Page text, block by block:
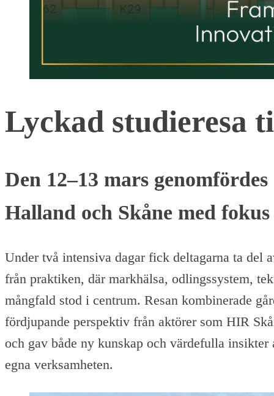
Lyckad studieresa
Den 12–13 mars
Halland och Skåne med
Under två intensiva dagar fick deltagarna ta del
från praktiken, där markhälsa, odlingssystem,
mångfald stod i centrum. Resan kombinerade
fördjupande perspektiv från aktörer som HIR
och gav både ny kunskap och värdefulla
egna verksamheten.